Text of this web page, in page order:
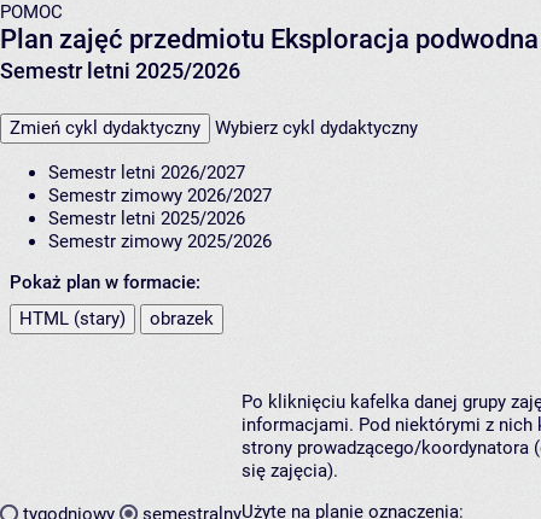
POMOC
Plan zajęć przedmiotu Eksploracja
Semestr letni 2025/2026
Zmień cykl dydaktyczny Wybierz cykl dydaktyczny
Semestr letni 2026/2027
Semestr zimowy 2026/2027
Semestr letni 2025/2026
Semestr zimowy 2025/2026
Pokaż plan w formacie:
HTML (stary)
obrazek
tygodniowy semestralny
Po kliknięciu kafelka danej grupy
informacjami. Pod niektórymi z nich
strony prowadzącego/koordynatora
się zajęcia).
Użyte na planie oznaczenia: